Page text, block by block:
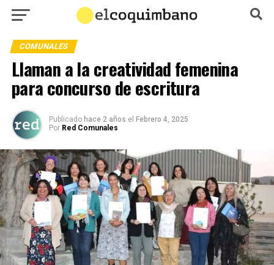
COMUNALES
Llaman a la creatividad femenina
para concurso de escritura
Publicado hace 2 años el Febrero 4, 2025
Por Red Comunales